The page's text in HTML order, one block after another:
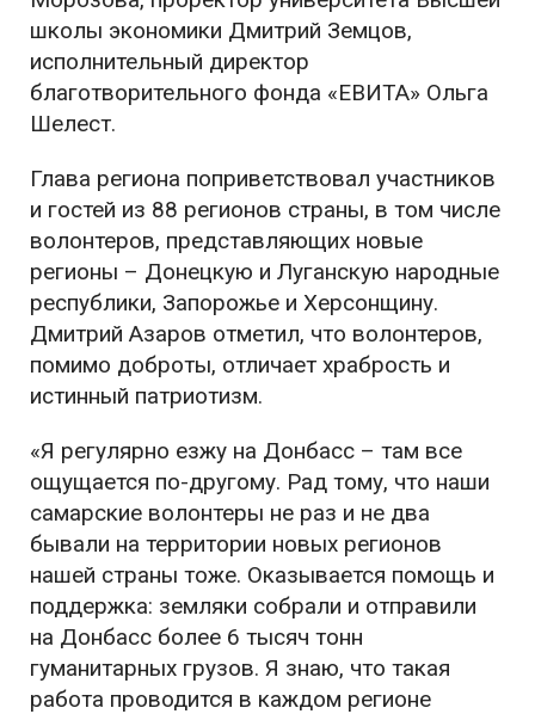
школы экономики Дмитрий Земцов,
исполнительный директор
благотворительного фонда «ЕВИТА» Ольга
Шелест.
Глава региона поприветствовал участников
и гостей из 88 регионов страны, в том числе
волонтеров, представляющих новые
регионы – Донецкую и Луганскую народные
республики, Запорожье и Херсонщину.
Дмитрий Азаров отметил, что волонтеров,
помимо доброты, отличает храбрость и
истинный патриотизм.
«Я регулярно езжу на Донбасс – там все
ощущается по-другому. Рад тому, что наши
самарские волонтеры не раз и не два
бывали на территории новых регионов
нашей страны тоже. Оказывается помощь и
поддержка: земляки собрали и отправили
на Донбасс более 6 тысяч тонн
гуманитарных грузов. Я знаю, что такая
работа проводится в каждом регионе